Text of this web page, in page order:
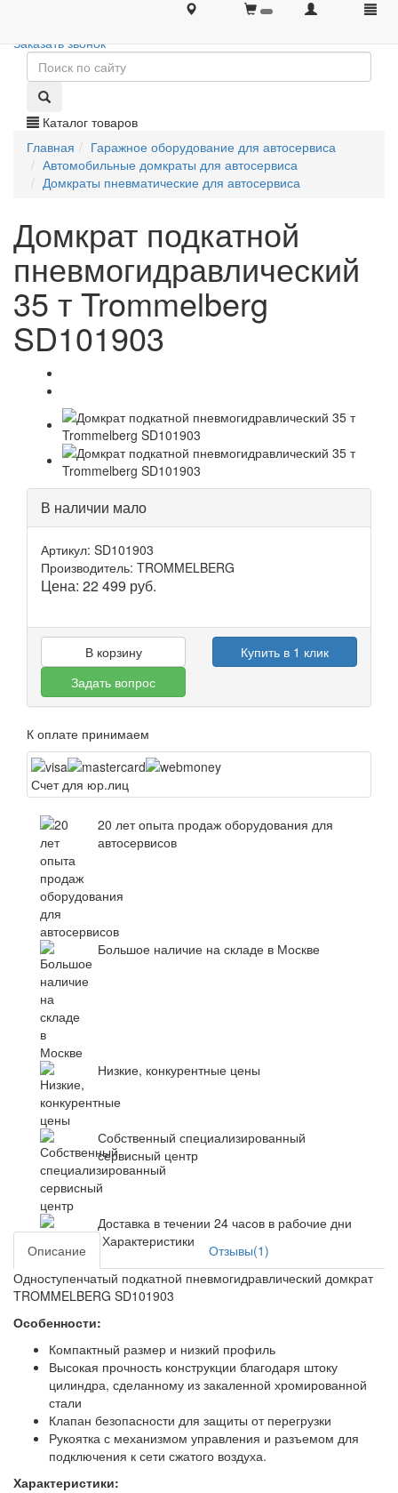
+7 (495) 646-08-66
Заказать звонок
Каталог товаров
Главная
Гаражное оборудование для автосервиса
Автомобильные домкраты для автосервиса
Домкраты пневматические для автосервиса
Домкрат подкатной
пневмогидравлический
35 т Trommelberg
SD101903
В наличии мало
Артикул: SD101903
Производитель: TROMMELBERG
Цена: 22 499 руб.
В корзину
Купить в 1 клик
Задать вопрос
К оплате принимаем
Счет для юр.лиц
20 лет опыта продаж оборудования для
автосервисов
Большое наличие на складе в Москве
Низкие, конкурентные цены
Собственный специализированный
сервисный центр
Доставка в течении 24 часов в рабочие дни
Описание
Характеристики
Отзывы(1)
Одноступенчатый подкатной пневмогидравлический домкрат
TROMMELBERG SD101903
Особенности:
Компактный размер и низкий профиль
Высокая прочность конструкции благодаря штоку
цилиндра, сделанному из закаленной хромированной
стали
Клапан безопасности для защиты от перегрузки
Рукоятка с механизмом управления и разъемом для
подключения к сети сжатого воздуха.
Характеристики: